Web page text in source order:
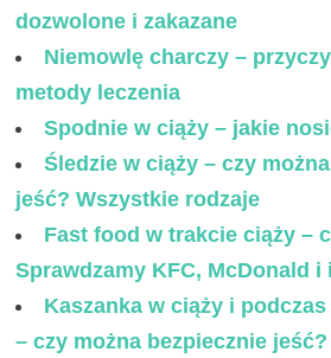
dozwolone i zakazane
Niemowlę charczy –
metody leczenia
Spodnie w ciąży – jakie
Śledzie w ciąży – czy
jeść? Wszystkie rodzaje
Fast food w trakcie ciąży –
Sprawdzamy KFC, McDonald i
Kaszanka w ciąży i
– czy można bezpiecznie jeść?